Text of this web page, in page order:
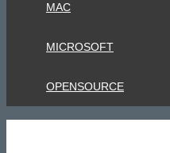
MAC
MICROSOFT
OPENSOURCE